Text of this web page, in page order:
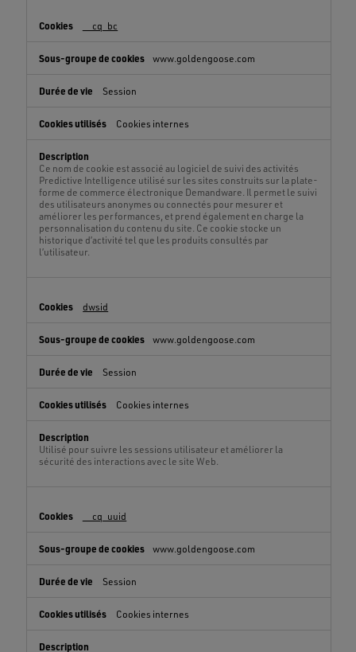
__cq_bc
www.goldengoose.com
Session
Cookies internes
Ce nom de cookie est associé au logiciel de suivi des activités
Predictive Intelligence utilisé sur les sites construits sur la plate-
forme de commerce électronique Demandware. Il permet le suivi
des utilisateurs anonymes ou connectés pour mesurer et
améliorer les performances, et prend également en charge la
personnalisation du contenu du site. Ce cookie stocke un
historique d’activité tel que les produits consultés par
l’utilisateur.
dwsid
www.goldengoose.com
Session
Cookies internes
Utilisé pour suivre les sessions utilisateur et améliorer la
sécurité des interactions avec le site Web.
__cq_uuid
www.goldengoose.com
Session
Cookies internes